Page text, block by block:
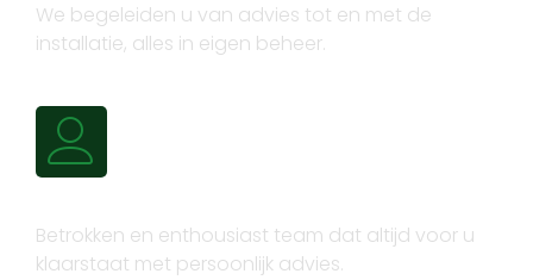
We begeleiden u van advies tot en met de
installatie, alles in eigen beheer.
Betrokken en enthousiast team dat altijd voor u
klaarstaat met persoonlijk advies.